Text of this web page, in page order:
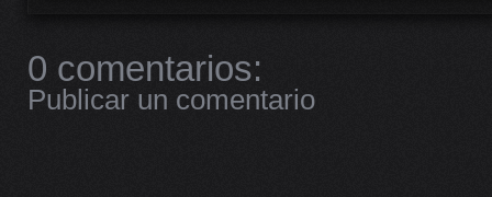
0 comentarios:
Publicar un comentario